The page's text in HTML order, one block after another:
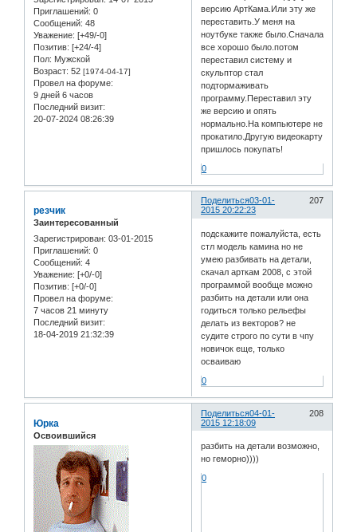
Приглашений: 0
Сообщений: 48
Уважение: [+49/-0]
Позитив: [+24/-4]
Пол: Мужской
Возраст: 52 [1974-04-17]
Провел на форуме:
9 дней 6 часов
Последний визит:
20-07-2024 08:26:39
версию АртКама.Или эту же
переставить.У меня на
ноутбуке также было.Сначала
все хорошо было.потом
переставил систему и
скульптор стал
подтормаживать
программу.Переставил эту
же версию и опять
нормально.На компьютере не
прокатило.Другую видеокарту
пришлось покупать!
0
Поделиться 207
03-01-
2015 20:22:23
резчик
Заинтересованный
Зарегистрирован: 03-01-2015
Приглашений: 0
Сообщений: 4
Уважение: [+0/-0]
Позитив: [+0/-0]
Провел на форуме:
7 часов 21 минуту
Последний визит:
18-04-2019 21:32:39
подскажите пожалуйста, есть
стл модель камина но не
умею разбивать на детали,
скачал арткам 2008, с этой
программой вообще можно
разбить на детали или она
годиться только рельефы
делать из векторов? не
судите строго по сути в чпу
новичок еще, только
осваиваю
0
Поделиться 208
04-01-
2015 12:18:09
Юрка
Освоившийся
разбить на детали возможно,
но геморно))))
0